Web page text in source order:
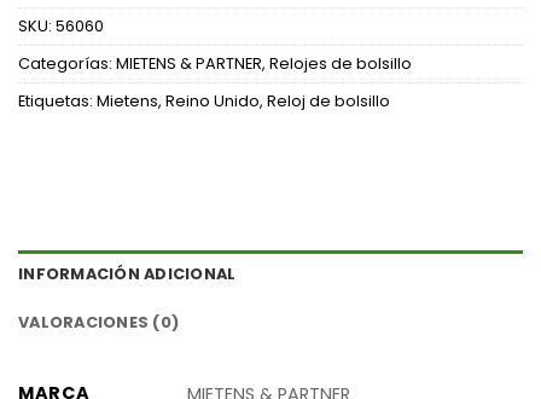
SKU: 56060
Categorías: MIETENS & PARTNER, Relojes de bolsillo
Etiquetas: Mietens, Reino Unido, Reloj de bolsillo
INFORMACIÓN ADICIONAL
VALORACIONES (0)
MARCA